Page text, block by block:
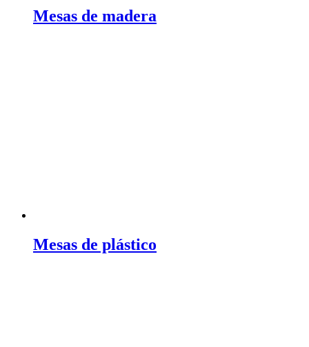
Mesas de madera
Mesas de plástico